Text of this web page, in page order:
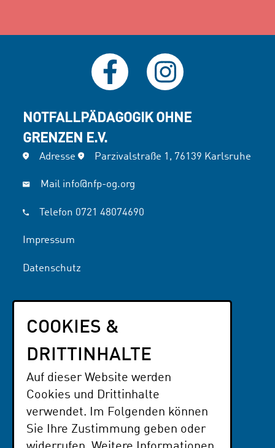
NOTFALLPÄDAGOGIK OHNE
GRENZEN E.V.
Adresse Parzivalstraße 1, 76139 Karlsruhe
Mail info@nfp-og.org
Telefon 0721 48074690
Impressum
Datenschutz
Interessen & Engagement
Literatur
NFP OG
PARTNER
Der Paritätische BaWü
COOKIES &
DRITTINHALTE
Auf dieser Website werden
Cookies und Drittinhalte
verwendet. Im Folgenden können
Sie Ihre Zustimmung geben oder